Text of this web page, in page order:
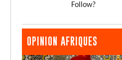
Follow?
OPINION AFRIQUES